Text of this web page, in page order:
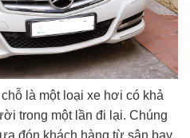
là một loại xe hơi có khả
trong một lần đi lại. Chúng